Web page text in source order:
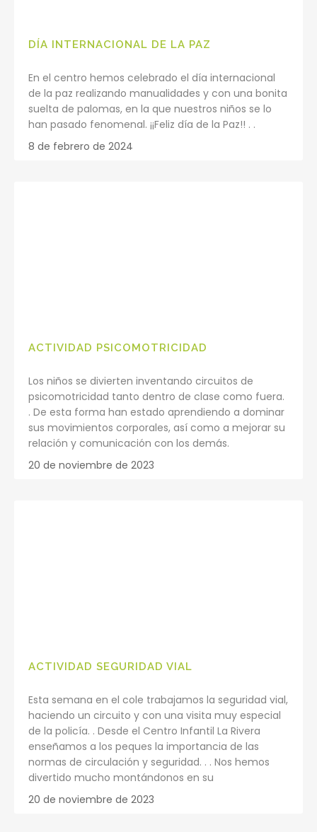
DÍA INTERNACIONAL DE LA PAZ
En el centro hemos celebrado el día internacional
de la paz realizando manualidades y con una bonita
suelta de palomas, en la que nuestros niños se lo
han pasado fenomenal. ¡¡Feliz día de la Paz!! . .
8 de febrero de 2024
ACTIVIDAD PSICOMOTRICIDAD
Los niños se divierten inventando circuitos de
psicomotricidad tanto dentro de clase como fuera.
. De esta forma han estado aprendiendo a dominar
sus movimientos corporales, así como a mejorar su
relación y comunicación con los demás.
20 de noviembre de 2023
ACTIVIDAD SEGURIDAD VIAL
Esta semana en el cole trabajamos la seguridad vial,
haciendo un circuito y con una visita muy especial
de la policía. . Desde el Centro Infantil La Rivera
enseñamos a los peques la importancia de las
normas de circulación y seguridad. . . Nos hemos
divertido mucho montándonos en su
20 de noviembre de 2023